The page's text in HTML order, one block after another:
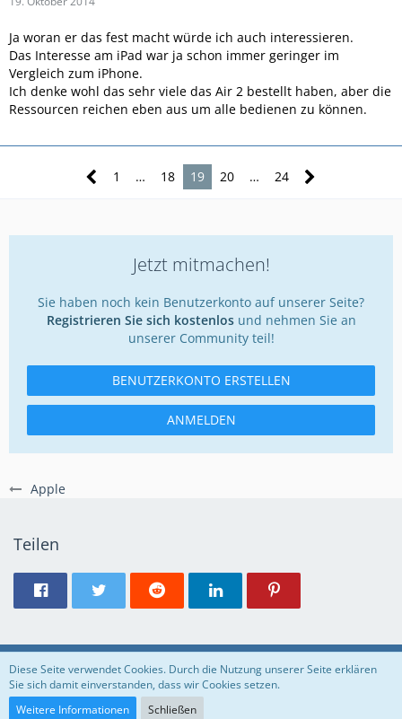
Apple
Ja woran er das fest macht würde ich auch interessieren.
Das Interesse am iPad war ja schon immer geringer im
Vergleich zum iPhone.
Ich denke wohl das sehr viele das Air 2 bestellt haben, aber die
Ressourcen reichen eben aus um alle bedienen zu können.
1 … 18 19 20 … 24
Jetzt mitmachen!
Sie haben noch kein Benutzerkonto auf unserer Seite?
Registrieren Sie sich kostenlosund nehmen Sie an
unserer Community teil!
BENUTZERKONTO ERSTELLEN
ANMELDEN
Teilen
Regeln Datenschutzerklärung Impressum
Community-Software:
Diese Seite verwendet Cookies. Durch die Nutzung unserer Seite erklären
Sie sich damit einverstanden, dass wir Cookies setzen.
Weitere Informationen
Schließen